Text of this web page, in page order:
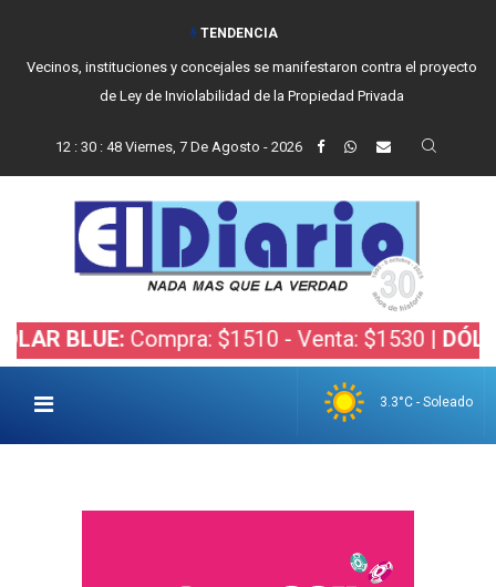
TENDENCIA
Vecinos, instituciones y concejales se manifestaron contra el proyecto
de Ley de Inviolabilidad de la Propiedad Privada
12: 30: 50 Viernes, 7 De Agosto - 2026
Compra: $1510 - Venta: $1530 | DÓLAR
3.3°C - Soleado